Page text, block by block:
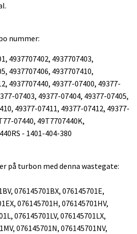
nummer:
4937707402, 4937707403,
4937707406, 4937707410,
4937707440, 49377-07400, 49377-
07403, 49377-07404, 49377-07405,
49377-07411, 49377-07412, 49377-
07440, 49T7707440K,
- 1401-404-380
på turbon med denna wastegate:
076145701BX, 076145701E,
076145701H, 076145701HV,
076145701LV, 076145701LX,
076145701N, 076145701NV,